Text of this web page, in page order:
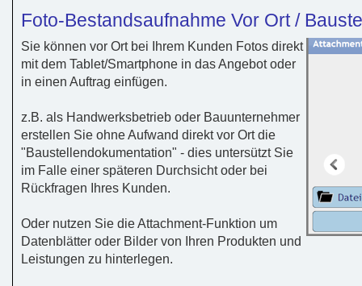
Foto-Bestandsaufnahme Vor Ort /
Sie können vor Ort bei Ihrem Kunden Fotos direkt
mit dem Tablet/Smartphone in das Angebot oder
in einen Auftrag einfügen.
z.B. als Handwerksbetrieb oder Bauunternehmer
erstellen Sie ohne Aufwand direkt vor Ort die
"Baustellendokumentation" - dies untersützt Sie
im Falle einer späteren Durchsicht oder bei
Rückfragen Ihres Kunden.
Oder nutzen Sie die Attachment-Funktion um
Datenblätter oder Bilder von Ihren Produkten und
Leistungen zu hinterlegen.